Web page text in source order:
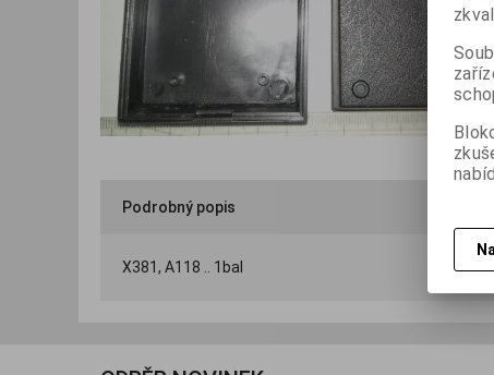
Podrobný popis
X381, A118 .. 1bal